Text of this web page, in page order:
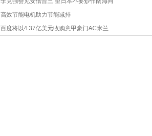
高效节能电机助力节能减排
百度将以4.37亿美元收购意甲豪门AC米兰